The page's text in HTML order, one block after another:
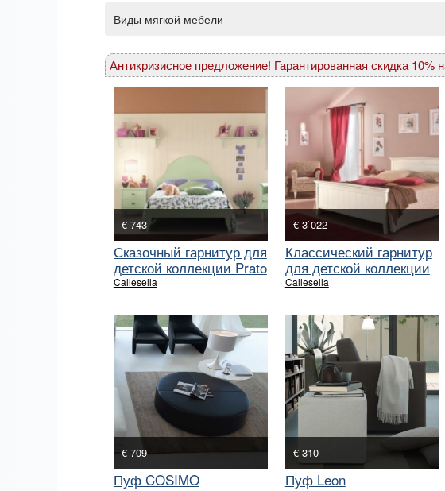
Виды мягкой мебели
Антикризисное предложение! Гарантированная скидка
€ 743
Сказочный гарнитур для
детской коллекции Prato
Callesella
€ 3`022
Классический гарнитур
для детской коллекции
Burro
Callesella
€ 709
Пуф COSIMO
€ 310
Пуф Leon